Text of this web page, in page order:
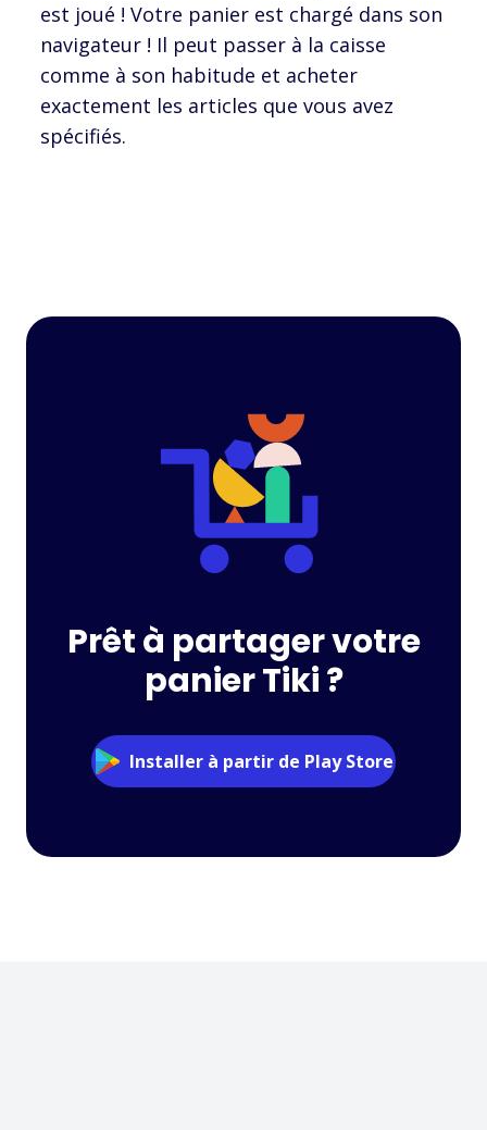
est joué ! Votre panier est chargé dans son
navigateur ! Il peut passer à la caisse
comme à son habitude et acheter
exactement les articles que vous avez
spécifiés.
Prêt à partager votre
panier Tiki ?
Installer à partir de Play Store